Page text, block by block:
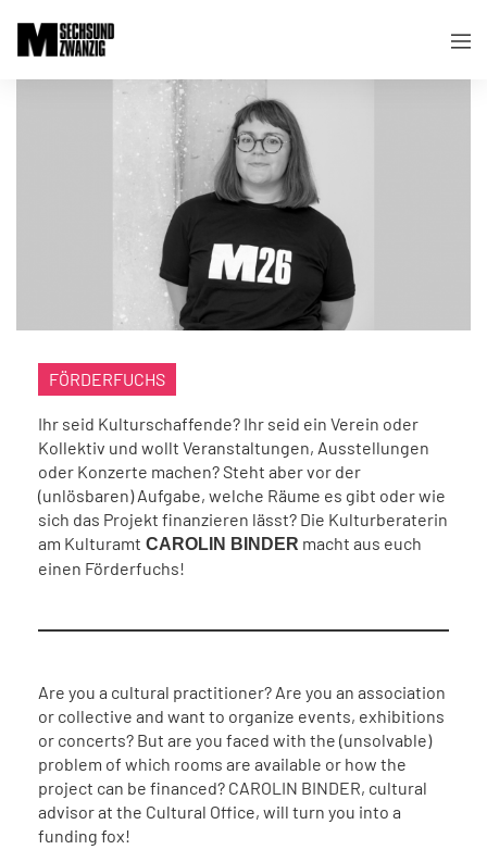
FÖRDERFUCHS
Ihr seid Kulturschaffende? Ihr seid ein Verein oder
Kollektiv und wollt Veranstaltungen, Ausstellungen
oder Konzerte machen? Steht aber vor der
(unlösbaren) Aufgabe, welche Räume es gibt oder wie
sich das Projekt finanzieren lässt? Die Kulturberaterin
am Kulturamt CAROLIN BINDER macht aus euch
einen Förderfuchs!
Are you a cultural practitioner? Are you an association
or collective and want to organize events, exhibitions
or concerts? But are you faced with the (unsolvable)
problem of which rooms are available or how the
project can be financed? CAROLIN BINDER, cultural
advisor at the Cultural Office, will turn you into a
funding fox!